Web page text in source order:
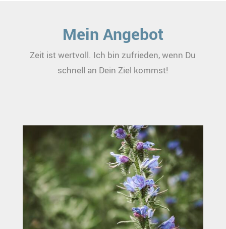
Mein Angebot
Zeit ist wertvoll. Ich bin zufrieden, wenn Du
schnell an Dein Ziel kommst!